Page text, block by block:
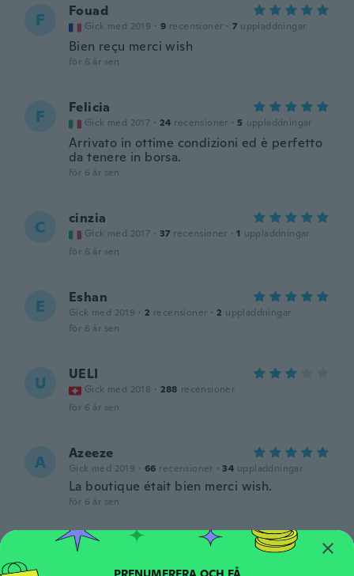
F Fouad
Gick med 2019 · 9 recensioner · 7 uppladdningar
Bien reçu merci wish
för 6 år sen
F Felicia
Gick med 2017 · 24 recensioner · 5 uppladdningar
Arrivato in ottime condizioni ed è perfetto
da tenere in borsa.
för 6 år sen
C cinzia
Gick med 2017 · 37 recensioner · 1 uppladdningar
för 6 år sen
E Eshan
Gick med 2019 · 2 recensioner · 2 uppladdningar
för 6 år sen
U UELI
Gick med 2018 · 288 recensioner
för 6 år sen
A Azeeze
Gick med 2019 · 66 recensioner · 34 uppladdningar
La boutique était bien merci wish.
för 6 år sen
ron